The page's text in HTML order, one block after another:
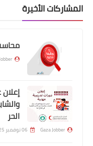
المشاركات الأخيرة
الحر
Gaza Jobber 06 نوفمبر 2025